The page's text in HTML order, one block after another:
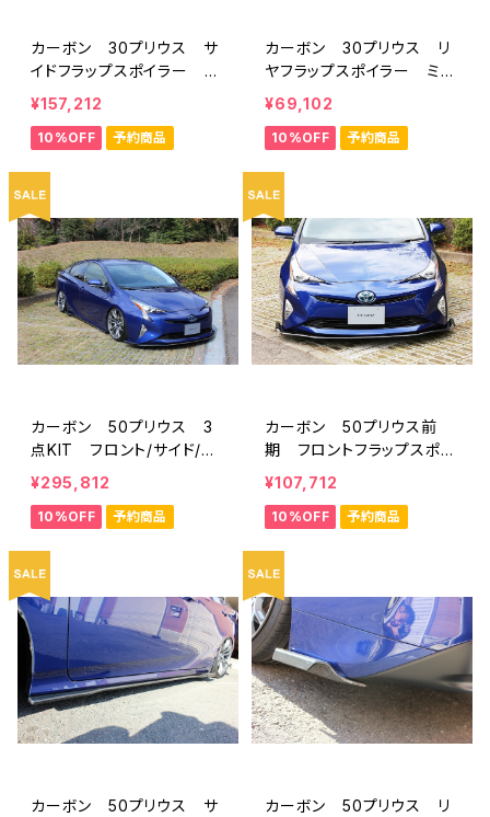
カーボン 30プリウス サ
イドフラップスポイラー ミ
ネルバVer.GT ハイブリッ
ドカーボン
¥157,212
10%OFF 予約商品
カーボン 30プリウス リ
ヤフラップスポイラー ミネ
ルバVer.GT ハイブリッド
カーボン
¥69,102
10%OFF 予約商品
カーボン 50プリウス 3
点KIT フロント/サイド/リ
ア フラップスポイラー ミ
ネルバVer.GT 前期 ハイ
ブリッドカーボン
¥295,812
10%OFF 予約商品
カーボン 50プリウス前
期 フロントフラップスポイ
ラー ミネルバVer.GT ハ
イブリッドカーボン
¥107,712
10%OFF 予約商品
カーボン 50プリウス サ
カーボン 50プリウス リ